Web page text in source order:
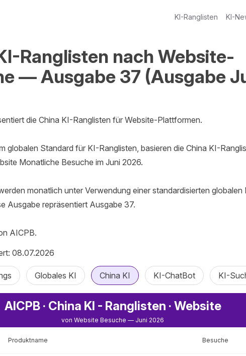
KI-Ranglisten KI-
Ranglisten nach Website-
— Ausgabe 37 (Ausgabe
die China KI-Ranglisten für Website-Plattformen.
globalen Standard für KI-Ranglisten, basieren die China KI-
Monatliche Besuche im Juni 2026.
monatlich unter Verwendung einer standardisierten globalen
Ausgabe repräsentiert Ausgabe 37.
AICPB.
08.07.2026
Globales KI China KI KI-ChatBot KI-
AICPB · China KI - Ranglisten · Website
von Website Besuche — Juni 2026
Produktname Besuche